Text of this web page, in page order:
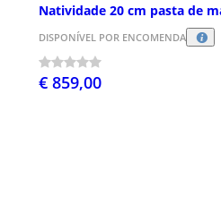
Natividade 20 cm pasta de
DISPONÍVEL POR ENCOMENDA
€ 859,00